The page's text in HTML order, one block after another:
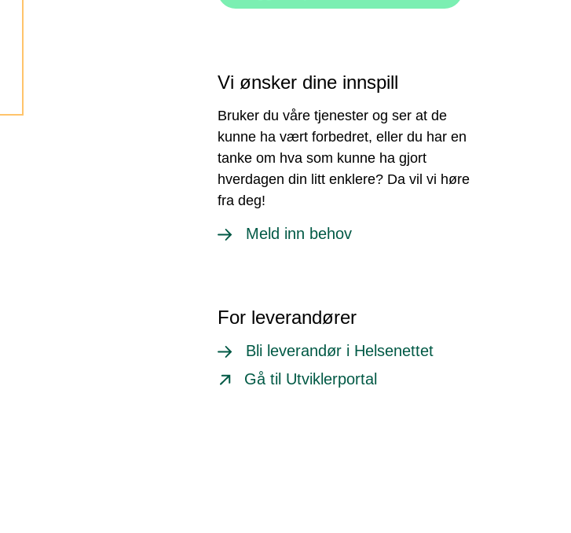
Vi ønsker dine innspill
Bruker du våre tjenester og ser at de
kunne ha vært forbedret, eller du har en
tanke om hva som kunne ha gjort
hverdagen din litt enklere? Da vil vi høre
fra deg!
Meld inn behov
For leverandører
Bli leverandør i Helsenettet
Gå til Utviklerportal